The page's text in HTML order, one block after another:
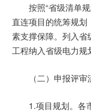
按照“省级清单
直连项目的统筹规
素支撑保障。列入
工程纳入省级电力
（二）申报评审
1.项目规划。各